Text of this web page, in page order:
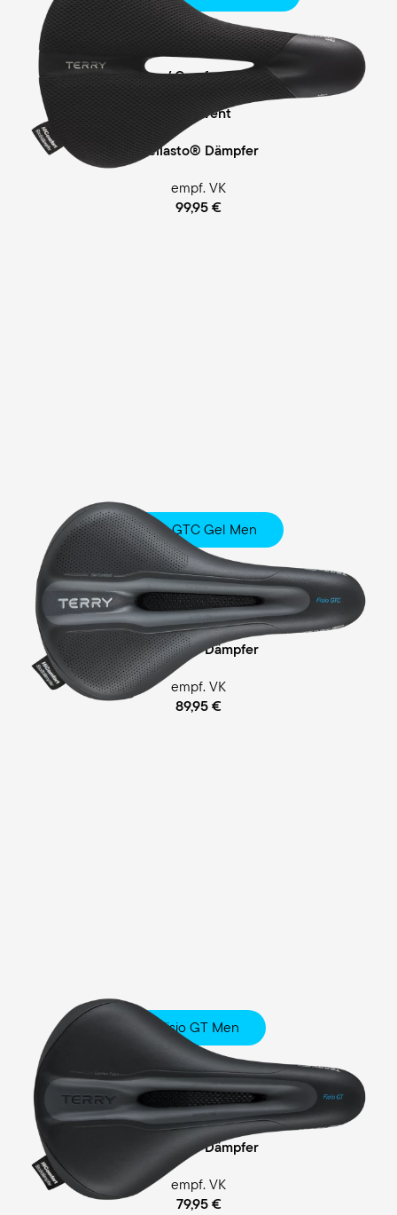
Touring
Comfort Foam / Comfort Gel Polsterung
ClimaVent
Cellasto® Dämpfer
empf. VK
99,95 €
Fisio GTC Gel Men
Touring
Comfort Foam / Comfort Gel Polsterung
Cellasto® Dämpfer
empf. VK
89,95 €
Fisio GT Men
Touring
Comfort Foam Polsterung
Cellasto® Dämpfer
empf. VK
79,95 €